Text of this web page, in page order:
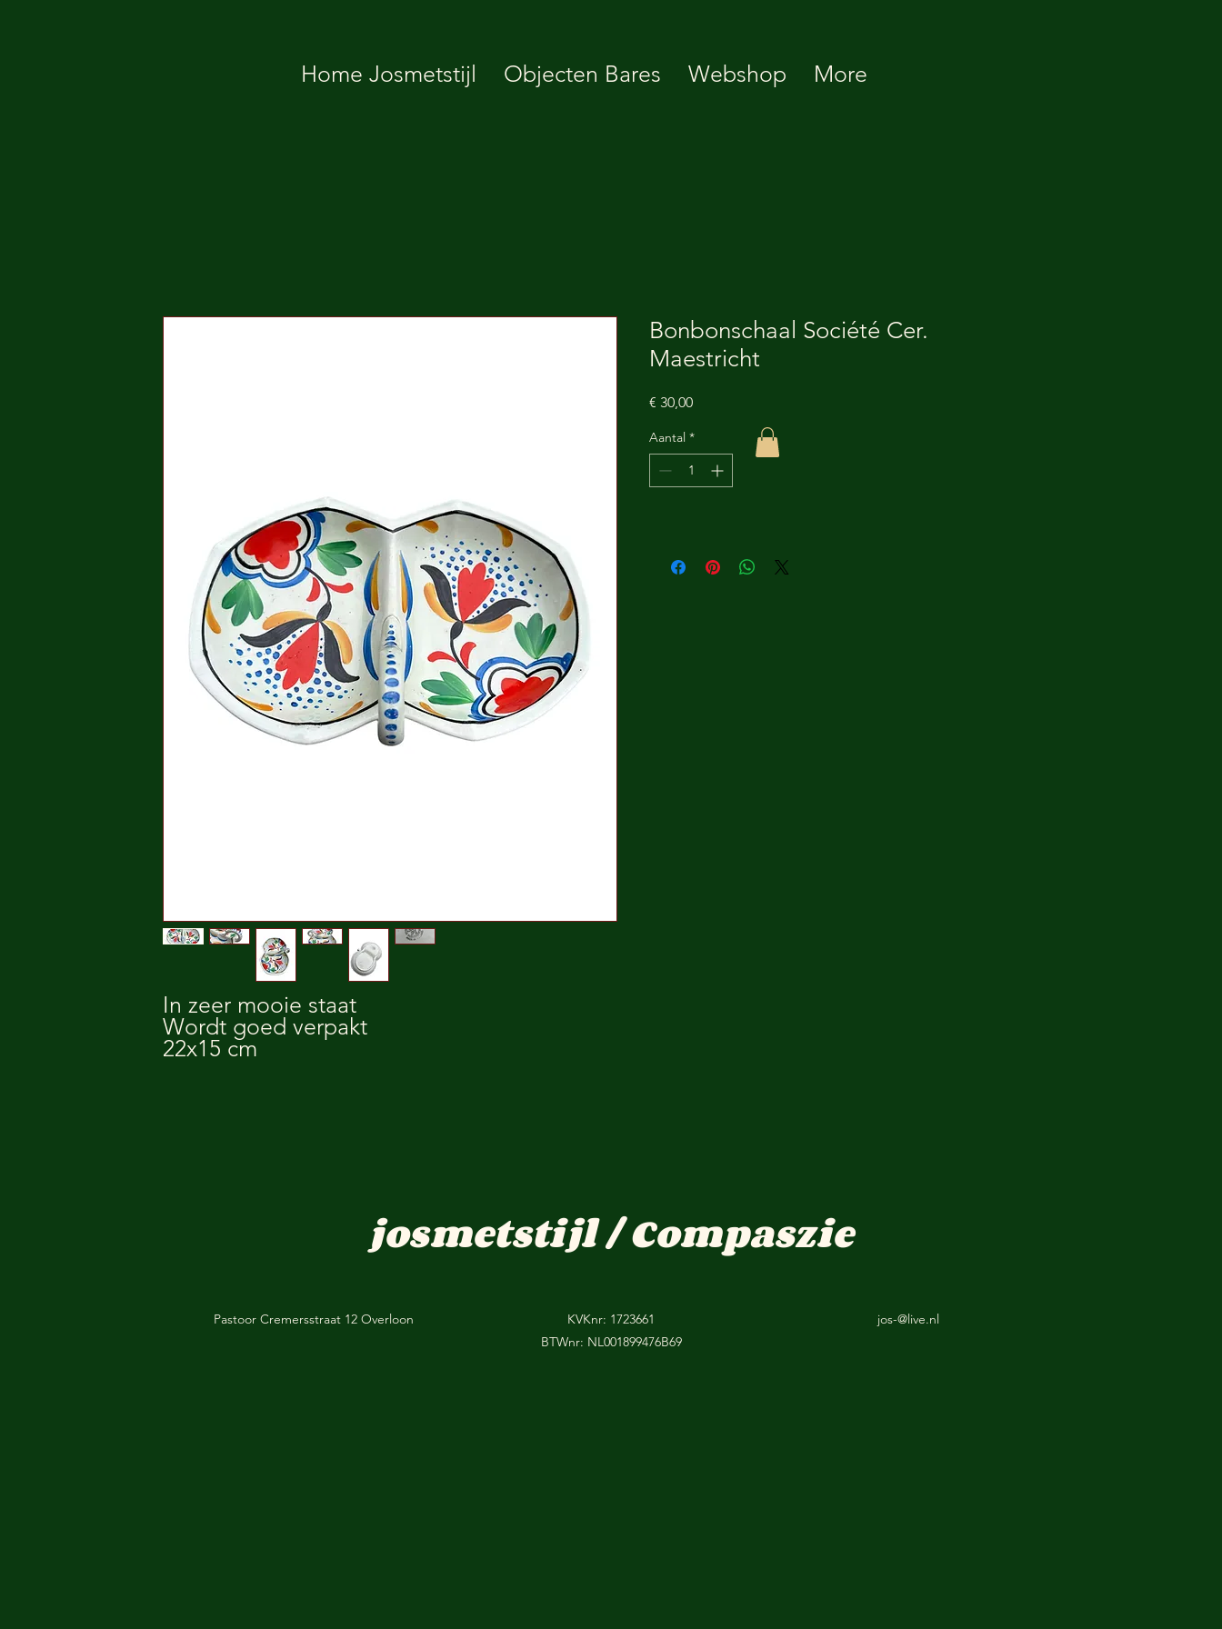
Home Josmetstijl Objecten Bares Webshop More
In zeer mooie staat
Wordt goed verpakt
22x15 cm
Bonbonschaal Société Cer.
Maestricht
€ 30,00Prijs
Aantal *
josmetstijl / Compaszie
Pastoor Cremersstraat 12 Overloon
KVKnr: 1723661
BTWnr: NL001899476B69
jos-@live.nl